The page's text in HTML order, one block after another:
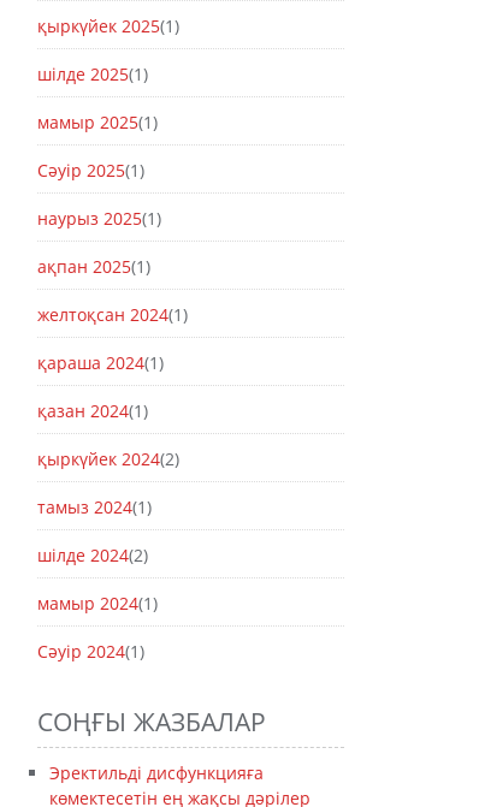
қыркүйек 2025(1)
шілде 2025(1)
мамыр 2025(1)
Сәуір 2025(1)
наурыз 2025(1)
ақпан 2025(1)
желтоқсан 2024(1)
қараша 2024(1)
қазан 2024(1)
қыркүйек 2024(2)
тамыз 2024(1)
шілде 2024(2)
мамыр 2024(1)
Сәуір 2024(1)
СОҢҒЫ ЖАЗБАЛАР
Эректильді дисфункцияға
көмектесетін ең жақсы дәрілер